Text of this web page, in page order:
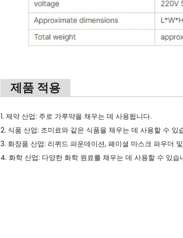
제품 적용
1. 제약 산업: 주로 가루약을 채우는 데 사용됩니다.
2. 식품 산업: 조미료와 같은 식품을 채우는 데 사용할 수 있
3. 화장품 산업: 리퀴드 파운데이션, 페이셜 마스크 파우더
4. 화학 산업: 다양한 화학 원료를 채우는 데 사용할 수 있습